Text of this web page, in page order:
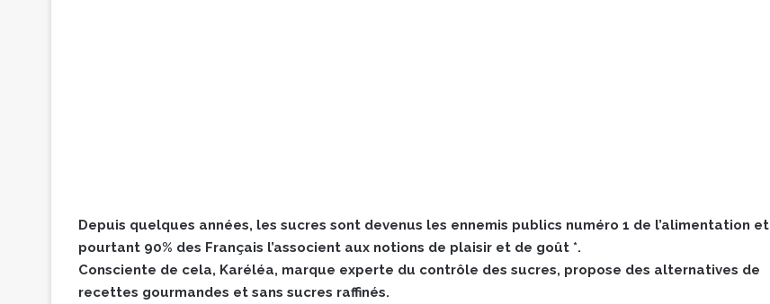
Depuis quelques années, les sucres sont devenus les ennemis publics numéro 1 de l’alimentation et
pourtant 90% des Français l’associent aux notions de plaisir et de goût *.
Consciente de cela, Karéléa, marque experte du contrôle des sucres, propose des alternatives de
recettes gourmandes et sans sucres raffinés.